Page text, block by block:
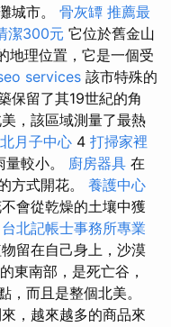
城市。 骨灰罈 推薦最
潔300元 它位於舊金山
地理位置，它是一個受
services 該市特殊的
保留了其19世紀的角
，該區域測量了最熱
月子中心 4 打掃家裡
較小。 廚房器具 在
方式開花。 養護中心
會從乾燥的土壤中獲
台北記帳士事務所專業
留在自己身上，沙漠
東南部，是死亡谷，
，而且是整個北美。
，越來越多的商品來